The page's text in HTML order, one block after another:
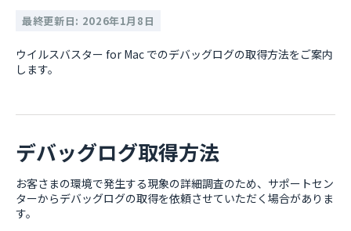
最終更新日: 2026年1月8日
ウイルスバスター for Mac でのデバッグログの取得方法をご案内
します。
デバッグログ取得方法
お客さまの環境で発生する現象の詳細調査のため、サポートセン
ターからデバッグログの取得を依頼させていただく場合がありま
す。